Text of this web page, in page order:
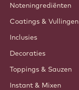
Noteningrediënten
Coatings & Vullingen
Inclusies
Decoraties
Toppings & Sauzen
Instant & Mixen